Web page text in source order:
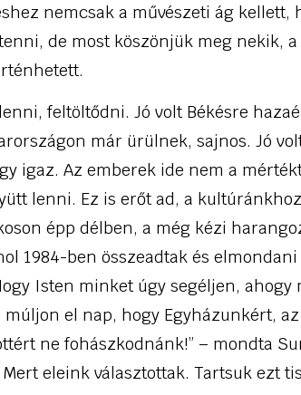
nemcsak a művészeti ág kellett,
de most köszönjük meg nekik,
feltöltődni. Jó volt Békésre
már ürülnek, sajnos. Jó
igaz. Az emberek ide nem a
lenni. Ez is erőt ad, a
épp délben, a még kézi
1984-ben összeadtak és
Isten minket úgy segéljen, ahogy
el nap, hogy Egyházunkért,
ne fohászkodnánk!” – mondta
eleink választottak. Tartsuk ezt